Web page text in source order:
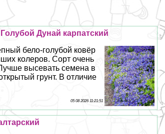
Дунай карпатский
бело-гoлyбой ковёр
колеров. Сорт очень
высевать семена в
грунт. В отличие
05 08 2026 11:21:51